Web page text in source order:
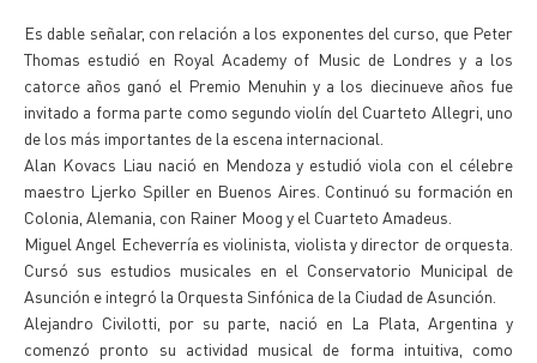
Es dable señalar, con relación a los exponentes del curso, que Peter
Thomas estudió en Royal Academy of Music de Londres y a los
catorce años ganó el Premio Menuhin y a los diecinueve años fue
invitado a forma parte como segundo violín del Cuarteto Allegri, uno
de los más importantes de la escena internacional.
Alan Kovacs Liau nació en Mendoza y estudió viola con el célebre
maestro Ljerko Spiller en Buenos Aires. Continuó su formación en
Colonia, Alemania, con Rainer Moog y el Cuarteto Amadeus.
Miguel Angel Echeverría es violinista, violista y director de orquesta.
Cursó sus estudios musicales en el Conservatorio Municipal de
Asunción e integró la Orquesta Sinfónica de la Ciudad de Asunción.
Alejandro Civilotti, por su parte, nació en La Plata, Argentina y
comenzó pronto su actividad musical de forma intuitiva, como